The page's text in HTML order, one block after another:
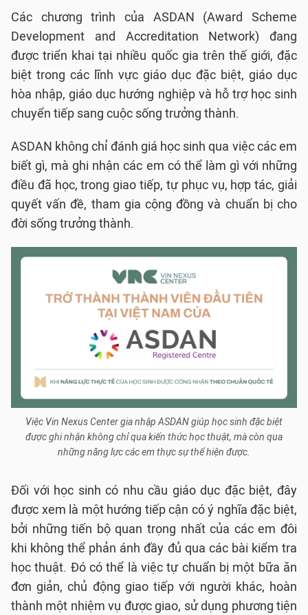
Các chương trình của ASDAN (Award Scheme
Development and Accreditation Network) đang
được triển khai tại nhiều quốc gia trên thế giới, đặc
biệt trong các lĩnh vực giáo dục đặc biệt, giáo dục
hòa nhập, giáo dục hướng nghiệp và hỗ trợ học sinh
chuyển tiếp sang cuộc sống trưởng thành.
ASDAN không chỉ đánh giá học sinh qua việc các em
biết gì, mà ghi nhận các em có thể làm gì với những
điều đã học, trong giao tiếp, tự phục vụ, hợp tác, giải
quyết vấn đề, tham gia cộng đồng và chuẩn bị cho
đời sống trưởng thành.
Việc Vin Nexus Center gia nhập ASDAN giúp học sinh đặc biệt
được ghi nhận không chỉ qua kiến thức học thuật, mà còn qua
những năng lực các em thực sự thể hiện được.
Đối với học sinh có nhu cầu giáo dục đặc biệt, đây
được xem là một hướng tiếp cận có ý nghĩa đặc biệt,
bởi những tiến bộ quan trọng nhất của các em đôi
khi không thể phản ánh đầy đủ qua các bài kiểm tra
học thuật. Đó có thể là việc tự chuẩn bị một bữa ăn
đơn giản, chủ động giao tiếp với người khác, hoàn
thành một nhiệm vụ được giao, sử dụng phương tiện